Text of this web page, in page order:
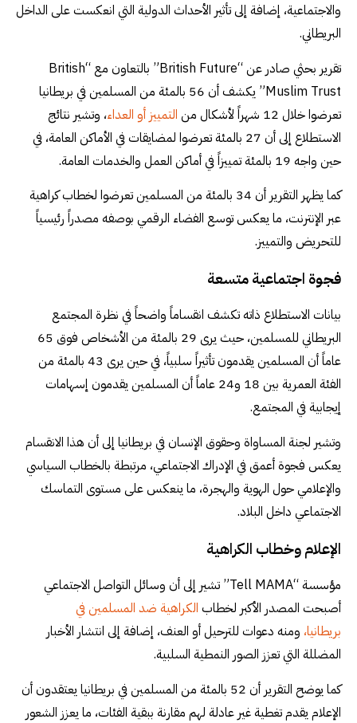
والاجتماعية، إضافة إلى تأثير الأحداث الدولية التي انعكست على الداخل
البريطاني.
تقرير بحثي صادر عن “British Future” بالتعاون مع “British
Muslim Trust” يكشف أن 56 بالمئة من المسلمين في بريطانيا
تعرضوا خلال 12 شهراً لأشكال من
التمييز أو العداء، وتشير نتائج
الاستطلاع إلى أن 27 بالمئة تعرضوا لمضايقات في الأماكن العامة، في
حين واجه 19 بالمئة تمييزاً في أماكن العمل والخدمات العامة.
كما يظهر التقرير أن 34 بالمئة من المسلمين تعرضوا لخطاب كراهية
عبر الإنترنت، ما يعكس توسع الفضاء الرقمي بوصفه مصدراً رئيسياً
للتحريض والتمييز.
فجوة اجتماعية متسعة
بيانات الاستطلاع ذاته تكشف انقساماً واضحاً في نظرة المجتمع
البريطاني للمسلمين، حيث يرى 29 بالمئة من الأشخاص فوق 65
عاماً أن المسلمين يقدمون تأثيراً سلبياً، في حين يرى 43 بالمئة من
الفئة العمرية بين 18 و24 عاماً أن المسلمين يقدمون إسهامات
إيجابية في المجتمع.
وتشير لجنة المساواة وحقوق الإنسان في بريطانيا إلى أن هذا الانقسام
يعكس فجوة أعمق في الإدراك الاجتماعي، مرتبطة بالخطاب السياسي
والإعلامي حول الهوية والهجرة، ما ينعكس على مستوى التماسك
الاجتماعي داخل البلاد.
الإعلام وخطاب الكراهية
مؤسسة “Tell MAMA” تشير إلى أن وسائل التواصل الاجتماعي
أصبحت المصدر الأكبر لخطاب الكراهية ضد المسلمين في
بريطانيا، ومنه دعوات للترحيل أو العنف، إضافة إلى انتشار الأخبار
المضللة التي تعزز الصور النمطية السلبية.
كما يوضح التقرير أن 52 بالمئة من المسلمين في بريطانيا يعتقدون أن
الإعلام يقدم تغطية غير عادلة لهم مقارنة ببقية الفئات، ما يعزز الشعور